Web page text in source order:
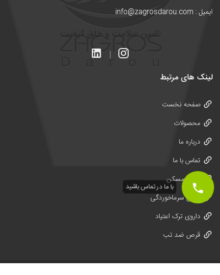
ایمیل : info@zagrosdarou.com
تامین سلامت و خلق کیفیت
لینک های مرتبط
صفحه نخست
محصولات
درباره ما
تماس با ما
قرص مسکن
قرص سرماخوردگی
داروی ترک اعتیاد
قرص ضد تب
با ما در تماس باشید